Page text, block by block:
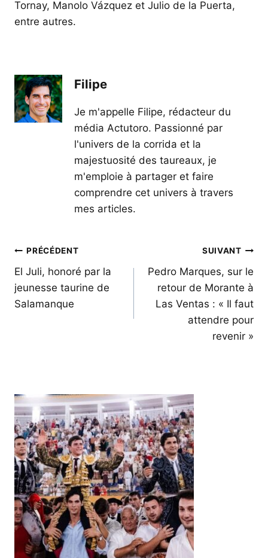
Tornay, Manolo Vázquez et Julio de la Puerta,
entre autres.
Filipe
Je m'appelle Filipe, rédacteur du
média Actutoro. Passionné par
l'univers de la corrida et la
majestuosité des taureaux, je
m'emploie à partager et faire
comprendre cet univers à travers
mes articles.
Navigation
de
l’article
PRÉCÉDENT
El Juli, honoré par la
jeunesse taurine de
Salamanque
SUIVANT
Pedro Marques, sur le
retour de Morante à
Las Ventas : « Il faut
attendre pour
revenir »